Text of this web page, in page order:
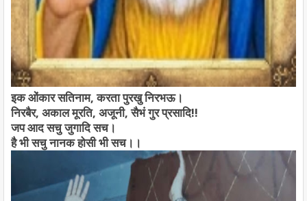
इक ओंकार सतिनाम, करता पुरखु निरभऊ।
निरबैर, अकाल मूरति, अजूनी, सैभं गुर प्रसादि!!
जप आद सचु जुगादि सच।
है भी सचु नानक होसी भी सच।।